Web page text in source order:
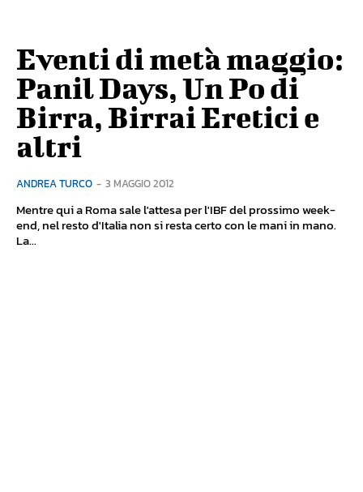
Eventi di metà maggio:
Panil Days, Un Po di
Birra, Birrai Eretici e
altri
ANDREA TURCO - 3 MAGGIO 2012
Mentre qui a Roma sale l'attesa per l'IBF del prossimo week-
end, nel resto d'Italia non si resta certo con le mani in mano.
La...